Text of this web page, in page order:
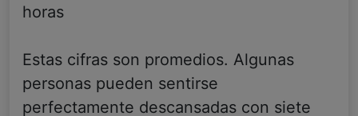
horas
Estas cifras son promedios. Algunas
personas pueden sentirse
perfectamente descansadas con siete